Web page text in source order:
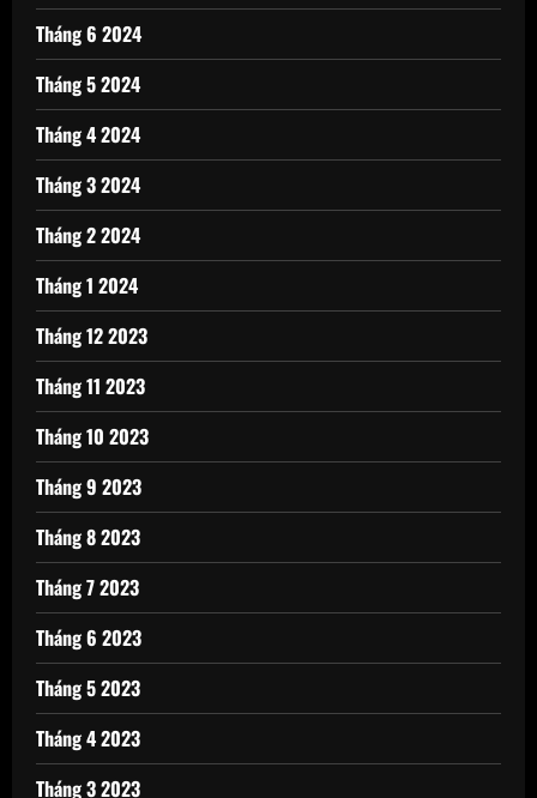
Tháng 6 2024
Tháng 5 2024
Tháng 4 2024
Tháng 3 2024
Tháng 2 2024
Tháng 1 2024
Tháng 12 2023
Tháng 11 2023
Tháng 10 2023
Tháng 9 2023
Tháng 8 2023
Tháng 7 2023
Tháng 6 2023
Tháng 5 2023
Tháng 4 2023
Tháng 3 2023